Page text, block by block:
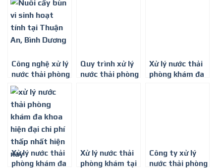
Dương
Công nghệ xử lý
nước thải phòng
khám đa khoa
trên toàn Quốc
Quy trình xử lý
nước thải phòng
Xử lý nước thải
phòng khám đa
Xử lý nước thải
phòng khám đa
Xử lý nước thải
phòng khám tại
Công ty xử lý
nước thải phòng